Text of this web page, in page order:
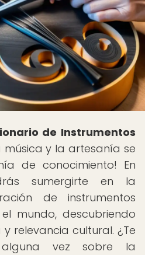
de Instrumentos
música y la artesanía se
de conocimiento! En
sumergirte en la
de instrumentos
mundo, descubriendo
y relevancia cultural. ¿Te
vez sobre la